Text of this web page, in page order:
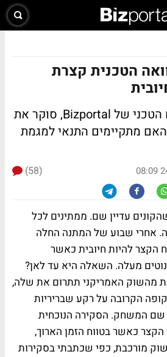
הטכנית קצרת
אייל גורביץ, המנתח הטכני של Bizportal, סוקר את
מתקיימים התנאי למגמת
(58)
עדיין שם. ממתינים לכל
אחרי שבוע של המתנה החלה
הקצר להיות חיובית כאשר
נוטים מעלה. השאלה היא עד לאן?
מהשוק האמריקני תתרום את שלה,
הקרובה על רקע שבריריות
שם המשחק. הסקירה הנוכחית
הקצר כאשר בטווח הזמן הארוך,
מורכבת, כפי שכתבתי בסקירות